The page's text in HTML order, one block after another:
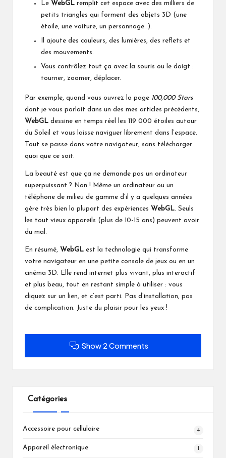
Le WebGL remplit cet espace avec des milliers de
petits triangles qui forment des objets 3D (une
étoile, une voiture, un personnage…).
Il ajoute des couleurs, des lumières, des reflets et
des mouvements.
Vous contrôlez tout ça avec la souris ou le doigt :
tourner, zoomer, déplacer.
Par exemple, quand vous ouvrez la page 100,000 Stars
dont je vous parlait dans un des mes articles précédents,
WebGL dessine en temps réel les 119 000 étoiles autour
du Soleil et vous laisse naviguer librement dans l’espace.
Tout se passe dans votre navigateur, sans télécharger
quoi que ce soit.
La beauté est que ça ne demande pas un ordinateur
superpuissant ? Non ! Même un ordinateur ou un
téléphone de milieu de gamme d’il y a quelques années
gère très bien la plupart des expériences WebGL. Seuls
les tout vieux appareils (plus de 10-15 ans) peuvent avoir
du mal.
En résumé, WebGL est la technologie qui transforme
votre navigateur en une petite console de jeux ou en un
cinéma 3D. Elle rend internet plus vivant, plus interactif
et plus beau, tout en restant simple à utiliser : vous
cliquez sur un lien, et c’est parti. Pas d’installation, pas
de complication. Juste du plaisir pour les yeux !
Show 2 Comments
Catégories
Accessoire pour cellulaire 4
Appareil électronique